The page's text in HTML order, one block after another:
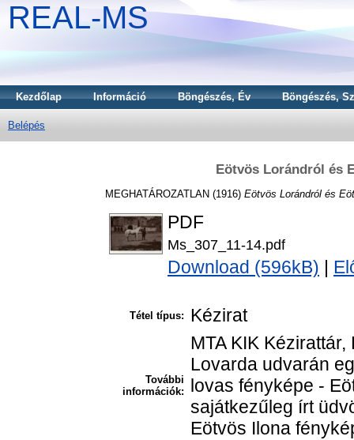
REAL-MS
Kezdőlap Információ Böngészés, Év Böngészés,
Belépés
Eötvös Lorándról és
MEGHATÁROZATLAN (1916) Eötvös Lorándról és
PDF
Ms_307_11-14.pdf
Download (596kB)
Tétel típus: Kézirat
További
információk:
MTA KIK
Lovarda udvarán
lovas fényképe -
sajátkezűleg írt
Eötvös Ilona